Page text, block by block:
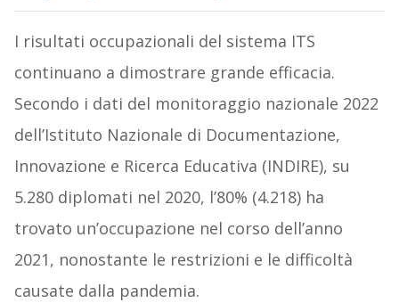
I risultati occupazionali del sistema ITS
continuano a dimostrare grande efficacia.
Secondo i dati del monitoraggio nazionale 2022
dell’Istituto Nazionale di Documentazione,
Innovazione e Ricerca Educativa (INDIRE), su
5.280 diplomati nel 2020, l’80% (4.218) ha
trovato un’occupazione nel corso dell’anno
2021, nonostante le restrizioni e le difficoltà
causate dalla pandemia.